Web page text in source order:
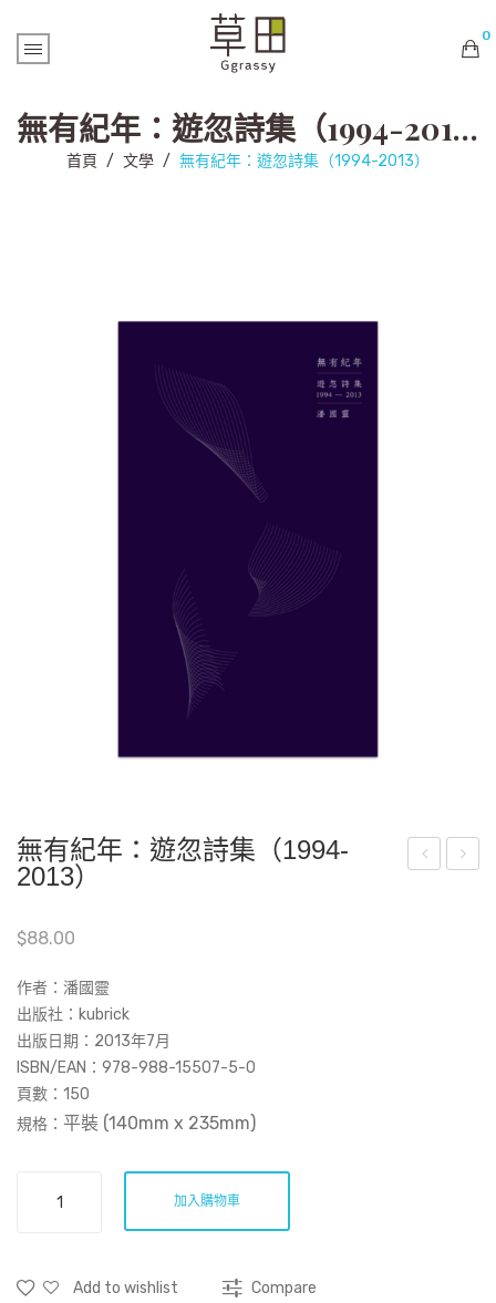
0
購物車內未有商品 無有紀年：遊忽詩集（1994-2013）
首頁 / 文學 / 無有紀年：遊忽詩集（1994-2013）
無有紀年：遊忽詩集（1994-
2013）
$88.00
作者：潘國靈
出版社：kubrick
出版日期：2013年7月
ISBN/EAN：978-988-15507-5-0
頁數：150
規格： 平裝 (140mm x 235mm)
遊
加入購物車
Add to wishlist Compare